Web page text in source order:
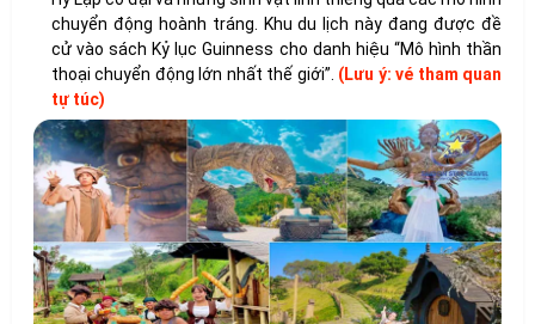
chuyển động hoành tráng. Khu du lịch này đang được đề
cử vào sách Kỷ lục Guinness cho danh hiệu “Mô hình thần
thoại chuyển động lớn nhất thế giới”. (Lưu ý: vé tham quan
tự túc)